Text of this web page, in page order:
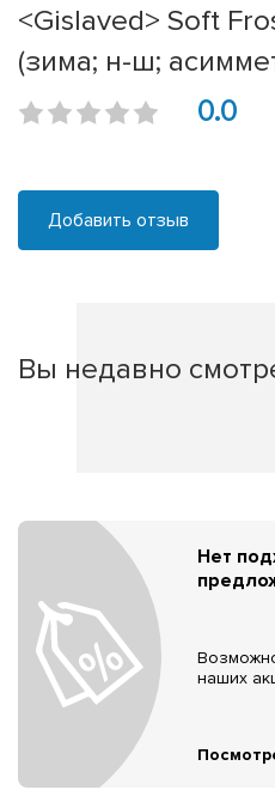
<Gislaved> Soft
(зима; н-ш;
0.0
Добавить отзыв
Вы недавно
Нет
наших